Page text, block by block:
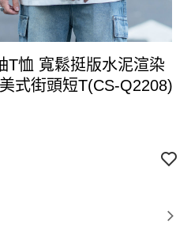
T恤 寬鬆挺版水泥渲染
式街頭短T(CS-Q2208)